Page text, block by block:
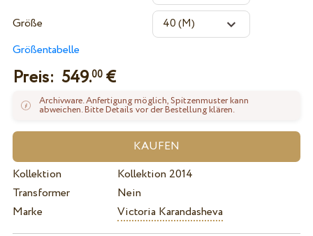
Größe
Größentabelle
Preis: 549.00€
Archivware. Anfertigung möglich, Spitzenmuster kann
abweichen. Bitte Details vor der Bestellung klären.
Kollektion
Kollektion 2014
Transformer
Nein
Marke
Victoria Karandasheva